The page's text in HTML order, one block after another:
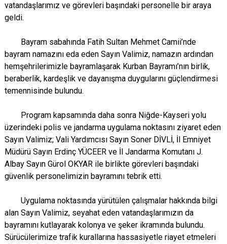
vatandaşlarımız ve görevleri başındaki personelle bir araya
geldi.
Bayram sabahında Fatih Sultan Mehmet Camii’nde
bayram namazını eda eden Sayın Valimiz, namazın ardından
hemşehrilerimizle bayramlaşarak Kurban Bayramı’nın birlik,
beraberlik, kardeşlik ve dayanışma duygularını güçlendirmesi
temennisinde bulundu.
Program kapsamında daha sonra Niğde-Kayseri yolu
üzerindeki polis ve jandarma uygulama noktasını ziyaret eden
Sayın Valimiz; Vali Yardımcısı Sayın Soner DİVLİ, İl Emniyet
Müdürü Sayın Erdinç YÜCEER ve İl Jandarma Komutanı J.
Albay Sayın Gürol OKYAR ile birlikte görevleri başındaki
güvenlik personelimizin bayramını tebrik etti.
Uygulama noktasında yürütülen çalışmalar hakkında bilgi
alan Sayın Valimiz, seyahat eden vatandaşlarımızın da
bayramını kutlayarak kolonya ve şeker ikramında bulundu.
Sürücülerimize trafik kurallarına hassasiyetle riayet etmeleri